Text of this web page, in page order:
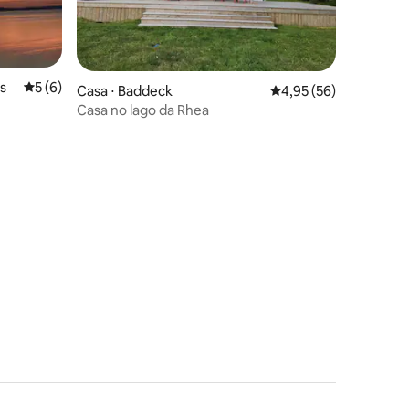
5 de uma avaliação média de 5, 6 avaliações
5 (6)
Casa ⋅ Baddeck 4,95 de uma
4,95 (56)
Casa no lago da Rhea